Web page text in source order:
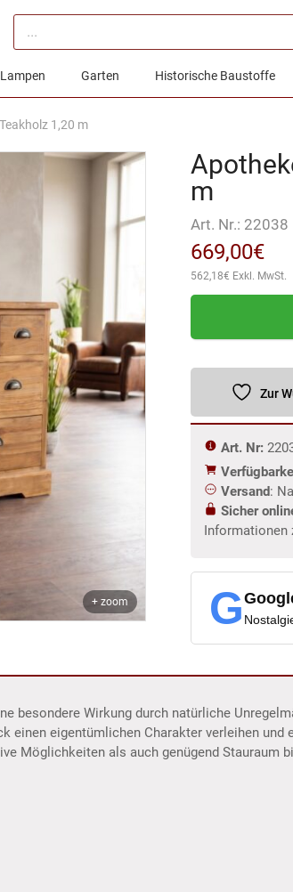
Products
search
Lampen Garten Historische Baustoffe
1,20 m
+ zoom
m
Art. Nr.: 22038
669,00€
562,18€ Exkl. MwSt.
Zur
Art. Nr:
Versand:
Sicher
Informationen
G
besondere Wirkung durch natürliche
einen eigentümlichen Charakter verleihen
Möglichkeiten als auch genügend Stauraum